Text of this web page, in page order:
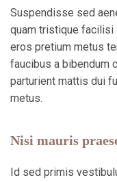
Suspendisse sed
quam tristique facilisi
eros pretium metus
faucibus a bibendum
parturient mattis dui
metus.
Nisi mauris
Id sed primis